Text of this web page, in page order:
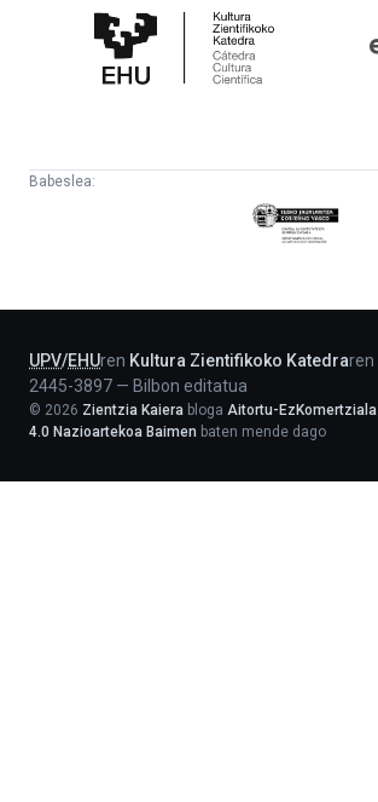
Zientifikoko
Katedra
Babeslea:
Eusko
Jaurlaritza
UPV/EHUren Kultura Zientifikoko Katedraren
2445-3897 — Bilbon editatua
© 2026 Zientzia Kaiera bloga Aitortu-
4.0 Nazioartekoa Baimen baten mende dago